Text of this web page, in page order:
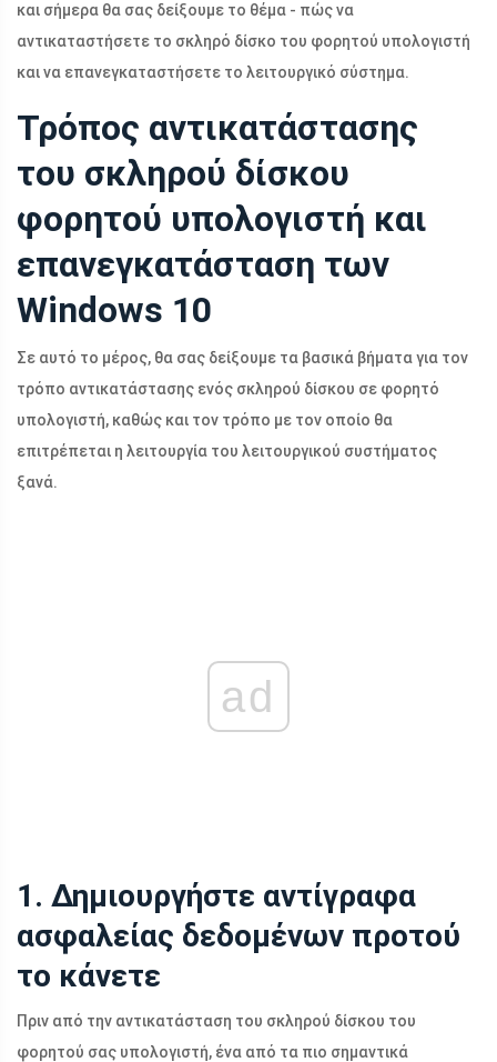
και σήμερα θα σας δείξουμε το θέμα - πώς να
αντικαταστήσετε το σκληρό δίσκο του φορητού υπολογιστή
και να επανεγκαταστήσετε το λειτουργικό σύστημα.
Τρόπος αντικατάστασης
του σκληρού δίσκου
φορητού υπολογιστή και
επανεγκατάσταση των
Windows 10
Σε αυτό το μέρος, θα σας δείξουμε τα βασικά βήματα για τον
τρόπο αντικατάστασης ενός σκληρού δίσκου σε φορητό
υπολογιστή, καθώς και τον τρόπο με τον οποίο θα
επιτρέπεται η λειτουργία του λειτουργικού συστήματος
ξανά.
ad
1. Δημιουργήστε αντίγραφα
ασφαλείας δεδομένων προτού
το κάνετε
Πριν από την αντικατάσταση του σκληρού δίσκου του
φορητού σας υπολογιστή, ένα από τα πιο σημαντικά